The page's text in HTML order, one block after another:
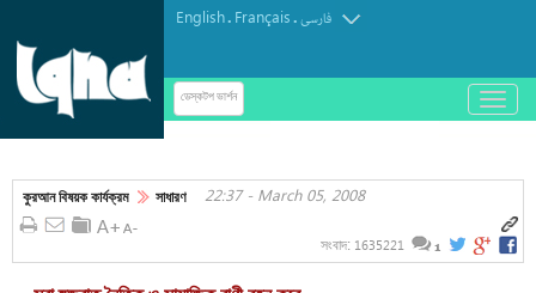
English. Français.فارسی
ডেস্কটপ ভার্শন
باز
و
کردن
কুরআন বিষয়ক কার্যক্রম সাধারণ 22:37 - March 05, 2008
1
সংবাদ: 1635221